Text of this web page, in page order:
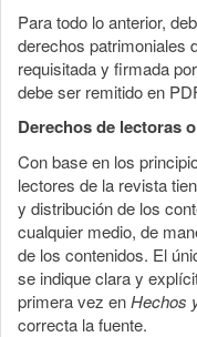
Para todo lo anterior,
derechos patrimoniales
requisitada y firmada
debe ser remitido en
Derechos de lectoras
Con base en los
lectores de la revista
y distribución de los
cualquier medio, de
de los contenidos. El
se indique clara y
primera vez enHechos
correcta la fuente.